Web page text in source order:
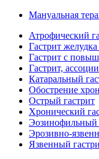
Мануальная
Атрофический
Гастрит
Гастрит с
Гастрит,
Катаральный
Обострение
Острый гастрит
Хронический
Эозинофильный
Эрозивно-
Язвенный